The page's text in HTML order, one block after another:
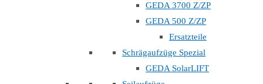
GEDA 3700 Z/ZP
GEDA 500 Z/ZP
Ersatzteile
Schrägaufzüge Spezial
GEDA SolarLIFT